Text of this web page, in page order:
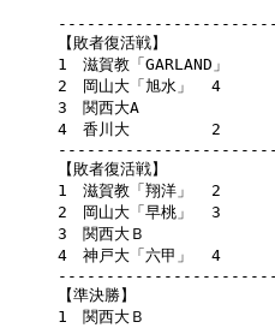
【敗者復活戦】
1　滋賀教「GARLAND」	3	９’０９”４２
2　岡山大「旭水」	4	９’２８”８５
3　関西大A		1	８’３０”０６
4　香川大		2	８’４９”９２
【敗者復活戦】
1　滋賀教「翔洋」	2	８’５８”３７
2　岡山大「早桃」	3	９’０５”９４
3　関西大Ｂ		1	８’５０”１０
4　神戸大「六甲」	4	９’１２”９８
【準決勝】
1　関西大Ｂ		4	８’０９”９３